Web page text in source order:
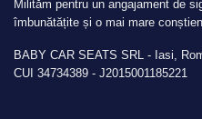
Milităm pentru un angajament de
îmbunătățite și o mai mare
BABY CAR SEATS SRL - Iasi,
CUI 34734389 - J2015001185221